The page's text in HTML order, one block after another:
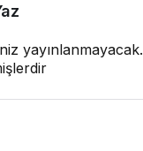
yayınlanmayacak.